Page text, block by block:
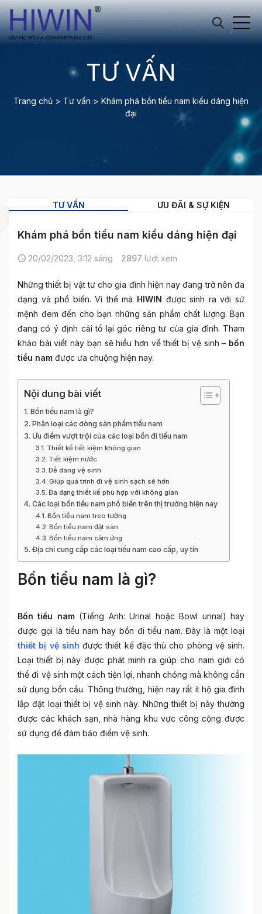
TƯ VẤN
Trang chủ > Tư vấn > Khám phá bồn tiểu nam kiểu dáng hiện
đại
TƯ VẤN ƯU ĐÃI & SỰ KIỆN
Khám phá bồn tiểu nam kiểu dáng hiện đại
20/02/2023, 3:12 sáng 2897 lượt xem
Những thiết bị vật tư cho gia đình hiện nay đang trở nên đa
dạng và phổ biến. Vì thế mà HIWIN được sinh ra với sứ
mệnh đem đến cho bạn những sản phẩm chất lượng. Bạn
đang có ý định cải tổ lại góc riêng tư của gia đình. Tham
khảo bài viết này bạn sẽ hiểu hơn về thiết bị vệ sinh – bồn
tiểu nam được ưa chuộng hiện nay.
Nội dung bài viết
Bồn tiểu nam là gì?
Phân loại các dòng sản phẩm tiểu nam
Ưu điểm vượt trội của các loại bồn đi tiểu nam
Thiết kế tiết kiệm không gian
Tiết kiệm nước
Dễ dàng vệ sinh
Giúp quá trình đi vệ sinh sạch sẽ hơn
Đa dạng thiết kế phù hợp với không gian
Các loại bồn tiểu nam phổ biến trên thị trường hiện nay
Bồn tiểu nam treo tường
Bồn tiểu nam đặt sàn
Bồn tiểu nam cảm ứng
Địa chỉ cung cấp các loại tiểu nam cao cấp, uy tín
Bồn tiểu nam là gì?
Bồn tiểu nam (Tiếng Anh: Urinal hoặc Bowl urinal) hay
được gọi là tiểu nam hay bồn đi tiểu nam. Đâylà một loại
thiết bị vệ sinh được thiết kế đặc thù cho phòng vệ sinh.
Loại thiết bị này được phát minh ra giúp cho nam giới có
thể đi vệ sinh một cách tiện lợi, nhanh chóng mà không cần
sử dụng bồn cầu. Thông thường, hiện nay rất ít hộ gia đình
lắp đặt loại thiết bị vệ sinh này. Những thiết bị này thường
được các khách sạn, nhà hàng khu vực công cộng được
sử dụng để đảm bảo điểm vệ sinh.